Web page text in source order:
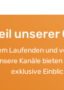
Laufenden und
Kanäle
exklusive